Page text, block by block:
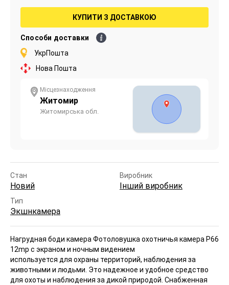
КУПИТИ З ДОСТАВКОЮ
Способи доставки
УкрПошта
Нова Пошта
Місцезнаходження
Житомир
Житомирська обл.
Стан
Новий
Виробник
Інший виробник
Тип
Экшнкамера
Нагрудная боди камера Фотоловушка охотничья камера P66
12mp с экраном и ночным видением
используется для охраны территорий, наблюдения за
животными и людьми. Это надежное и удобное средство
для охоты и наблюдения за дикой природой. Снабженная